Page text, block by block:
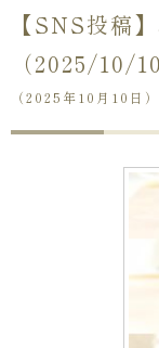
【SNS投稿
（2025/10/10
（2025年10月10日）